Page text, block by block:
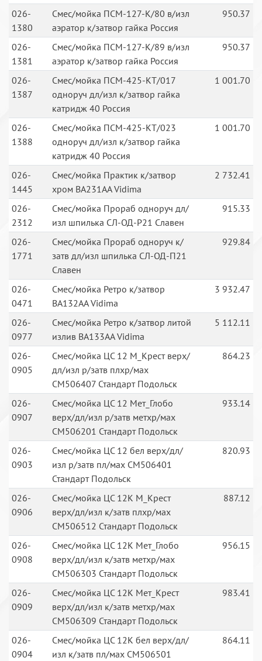
026-
1380
Смес/мойка ПСМ-127-К/80 в/изл
аэратор к/затвор гайка Россия
950.37
026-
1381
Смес/мойка ПСМ-127-К/89 в/изл
аэратор к/затвор гайка Россия
950.37
026-
1387
Смес/мойка ПСМ-425-КТ/017
одноруч дл/изл к/затвор гайка
катридж 40 Россия
1 001.70
026-
1388
Смес/мойка ПСМ-425-КТ/023
одноруч дл/изл к/затвор гайка
катридж 40 Россия
1 001.70
026-
1445
Смес/мойка Практик к/затвор
хром BA231AA Vidima
2 732.41
026-
2312
Смес/мойка Прораб одноруч дл/
изл шпилька СЛ-ОД-Р21 Славен
915.33
026-
1771
Смес/мойка Прораб одноруч к/
затв дл/изл шпилька СЛ-ОД-П21
Славен
929.84
026-
0471
Смес/мойка Ретро к/затвор
BA132AA Vidima
3 932.47
026-
0977
Смес/мойка Ретро к/затвор литой
излив BA133AA Vidima
5 112.11
026-
0905
Смес/мойка ЦС 12 М_Крест верх/
дл/изл р/затв плхр/мах
СМ506407 Стандарт Подольск
864.23
026-
0907
Смес/мойка ЦС 12 Мет_Глобо
верх/дл/изл р/затв метхр/мах
СМ506201 Стандарт Подольск
933.14
026-
0903
Смес/мойка ЦС 12 бел верх/дл/
изл р/затв пл/мах СМ506401
Стандарт Подольск
820.93
026-
0906
Смес/мойка ЦС 12К М_Крест
верх/дл/изл к/затв плхр/мах
СМ506512 Стандарт Подольск
887.12
026-
0908
Смес/мойка ЦС 12К Мет_Глобо
верх/дл/изл к/затв метхр/мах
СМ506303 Стандарт Подольск
956.15
026-
0909
Смес/мойка ЦС 12К Мет_Крест
верх/дл/изл к/затв метхр/мах
СМ506309 Стандарт Подольск
983.41
026-
0904
Смес/мойка ЦС 12К бел верх/дл/
изл к/затв пл/мах СМ506501
864.11